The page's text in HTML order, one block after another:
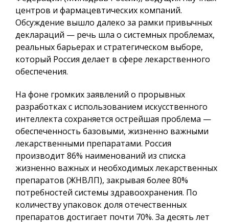
центров и фармацевтических компаний.
Обсуждение вышло далеко за рамки привычных
деклараций — речь шла о системных проблемах,
реальных барьерах и стратегическом выборе,
который Россия делает в сфере лекарственного
обеспечения.
На фоне громких заявлений о прорывных
разработках с использованием искусственного
интеллекта сохраняется острейшая проблема —
обеспеченность базовыми, жизненно важными
лекарственными препаратами. Россия
производит 86% наименований из списка
жизненно важных и необходимых лекарственных
препаратов (ЖНВЛП), закрывая более 80%
потребностей системы здравоохранения. По
количеству упаковок доля отечественных
препаратов достигает почти 70%. За десять лет